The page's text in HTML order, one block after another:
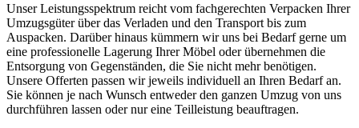
Unser Leistungsspektrum reicht vom fachgerechten Verpacken Ihrer
Umzugsgüter über das Verladen und den Transport bis zum
Auspacken. Darüber hinaus kümmern wir uns bei Bedarf gerne um
eine professionelle Lagerung Ihrer Möbel oder übernehmen die
Entsorgung von Gegenständen, die Sie nicht mehr benötigen.
Unsere Offerten passen wir jeweils individuell an Ihren Bedarf an.
Sie können je nach Wunsch entweder den ganzen Umzug von uns
durchführen lassen oder nur eine Teilleistung beauftragen.